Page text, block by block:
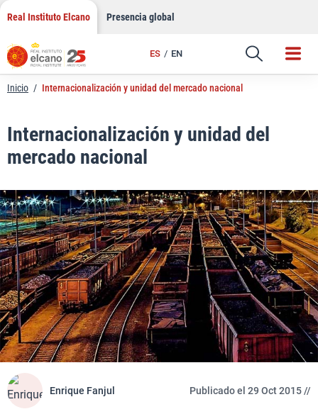
Saltar
contenido
Real Instituto Elcano Presencia global
ES EN
Enlace
Inicio / Internacionalización y unidad del mercado nacional
Internacionalización y unidad del
mercado nacional
Enrique Fanjul Publicado el 29 Oct 2015 //